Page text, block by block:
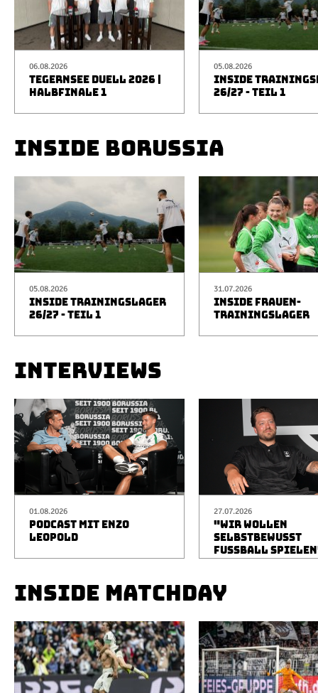
06.08.2026
TEGERNSEE DUELL 2026 |
HALBFINALE 1
05.08.2026
INSIDE
26/27 - TEIL 1
INSIDE BORUSSIA
05.08.2026
INSIDE TRAININGSLAGER
26/27 - TEIL 1
31.07.2026
INSIDE FRAUEN-
TRAININGSLAGER
INTERVIEWS
01.08.2026
PODCAST MIT ENZO
LEOPOLD
27.07.2026
"WIR WOLLEN
SELBSTBEWUSST
FUSSBALL
INSIDE MATCHDAY